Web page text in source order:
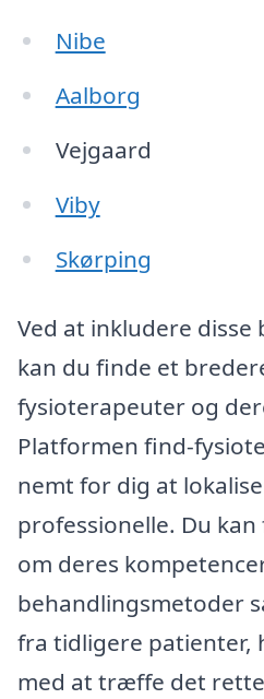
Nibe
Aalborg
Vejgaard
Viby
Skørping
Ved at inkludere disse
kan du finde et
fysioterapeuter og
Platformen find-
nemt for dig at
professionelle. Du
om deres
behandlingsmetoder
fra tidligere patienter,
med at træffe det